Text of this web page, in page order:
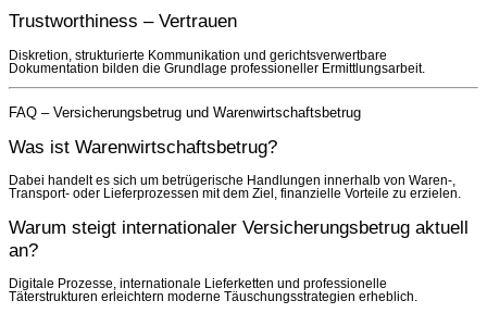
Trustworthiness – Vertrauen
Diskretion, strukturierte Kommunikation und gerichtsverwertbare
Dokumentation bilden die Grundlage professioneller Ermittlungsarbeit.
FAQ – Versicherungsbetrug und Warenwirtschaftsbetrug
Was ist Warenwirtschaftsbetrug?
Dabei handelt es sich um betrügerische Handlungen innerhalb von Waren-,
Transport- oder Lieferprozessen mit dem Ziel, finanzielle Vorteile zu erzielen.
Warum steigt internationaler Versicherungsbetrug aktuell
an?
Digitale Prozesse, internationale Lieferketten und professionelle
Täterstrukturen erleichtern moderne Täuschungsstrategien erheblich.